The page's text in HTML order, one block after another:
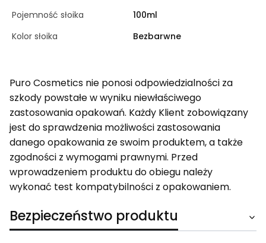
Pojemność słoika
100ml
Kolor słoika
Bezbarwne
Puro Cosmetics nie ponosi odpowiedzialności za
szkody powstałe w wyniku niewłaściwego
zastosowania opakowań. Każdy Klient zobowiązany
jest do sprawdzenia możliwości zastosowania
danego opakowania ze swoim produktem, a także
zgodności z wymogami prawnymi. Przed
wprowadzeniem produktu do obiegu należy
wykonać test kompatybilności z opakowaniem.
Bezpieczeństwo produktu